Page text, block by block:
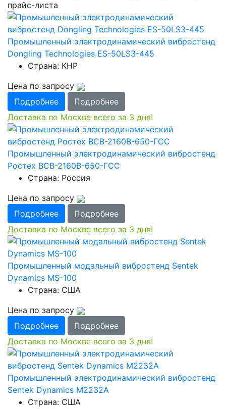
прайс-листа
Промышленный электродинамический вибростенд
Dongling Technologies ES-50LS3-445
Страна: КНР
Цена по запросу
Подробнее
Подробнее
Доставка по Москве всего за 3 дня!
Промышленный электродинамический вибростенд
Ростех ВСВ-2160В-650-ГСС
Страна: Россия
Цена по запросу
Подробнее
Подробнее
Доставка по Москве всего за 3 дня!
Промышленный модальный вибростенд Sentek
Dynamics MS-100
Страна: США
Цена по запросу
Подробнее
Подробнее
Доставка по Москве всего за 3 дня!
Промышленный электродинамический вибростенд
Sentek Dynamics M2232A
Страна: США